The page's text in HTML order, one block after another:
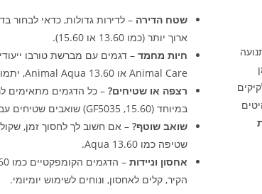
שטח הדירה – לדירות גדולות, כדאי לבחור
ארוך יותר (כמו 13.60 או 15.60).
חיות מחמד
Animal Care או 13.60 Animal Aqua, יתמודדו טוב יותר.
רצפה או שטיחים? – כל הדגמים מתאימים
במיוחד (15.60, GF5035) שואבים שטיחים עבים בעוצמה.
שואב שוטף? – אם חשוב לך לחסוך זמן,
שטיפה כמו 13.60 Aqua.
אחסון וניידות
הקיר, קלים לאחסון, ונוחים לשימוש יומיומי.